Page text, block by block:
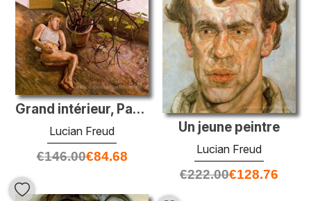
Grand intérieur, Paddington
Lucian Freud
€146.00€84.68
Un jeune peintre
Lucian Freud
€222.00€128.76